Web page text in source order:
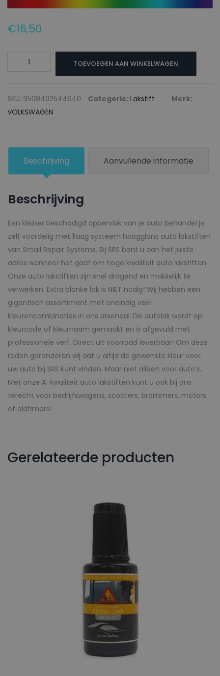
€16,50
VOLKSWAGEN
DELFINGRAU
-
TOEVOEGEN AAN WINKELWAGEN
SKU: 9508492544640 Categorie: Lakstift
Merk:
VOLKSWAGEN
Beschrijving Aanvullende informatie
Beschrijving
Een kleiner beschadigd oppervlak van je auto behandel je
zelf voordelig met 1laag systeem hoogglans auto lakstiften
van Small Repair Systems. Bij SRS bent u aan het juiste
adres wanneer het gaat om hoge kwaliteit auto lakstiften.
Onze auto lakstiften zijn snel drogend en makkelijk te
verwerken. Extra blanke lak is NIET nodig! Wij hebben een
gigantisch assortiment met oneindig veel
kleurencombinaties in ons arsenaal. De autolak wordt op
kleurcode of kleurnaam gemaakt en is afgevuld met
professionele verf. Direct uit voorraad leverbaar! Om deze
reden garanderen wij dat u altijd de gewenste kleur voor
uw auto bij SRS kunt vinden. Maar niet alleen voor auto’s..
Met onze A-kwaliteit auto lakstiften kunt u ook bij ons
terecht voor bedrijfswagens, scooters, brommers, motors
of oldtimers!
Gerelateerde producten